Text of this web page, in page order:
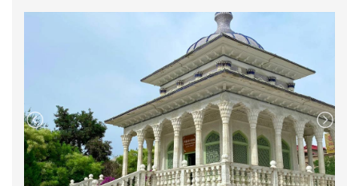
Hotan đã được biết đến là thủ đô của Ngọc và Quê
hương của Thảm từ xa xưa. Ngọc bích, thảm và lụa
trước đây được coi là ba báu vật của Hotan trong khi
thuốc Uygur, cistanches thảo dược và da lừa hiện nay
đã trở thành ba báu vật của Hotan. Ngọc Hotan có
thể được phân thành bốn loại theo màu sắc của nó:
ngọc trắng, ngọc xám, ngọc đen và ngọc vàng.
Hotan đã chứng kiến ​​hoạt động buôn bán ngọc bích